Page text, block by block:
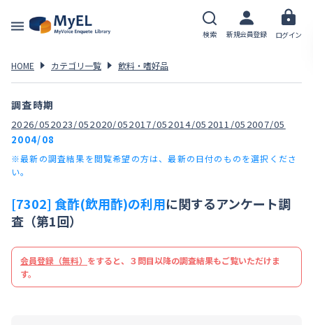
検索 新規会員登録 ログイン
HOME カテゴリ一覧 飲料・嗜好品
調査時期
2026/052023/052020/052017/052014/05 2011/05 2007/05
2004/08
※最新の調査結果を閲覧希望の方は、最新の日付のものを選択くださ
い。
[7302] 食酢(飲用酢)の利用に関するアンケート調
査（第1回）
会員登録（無料） をすると、３問目以降の調査結果もご覧いただけま
す。